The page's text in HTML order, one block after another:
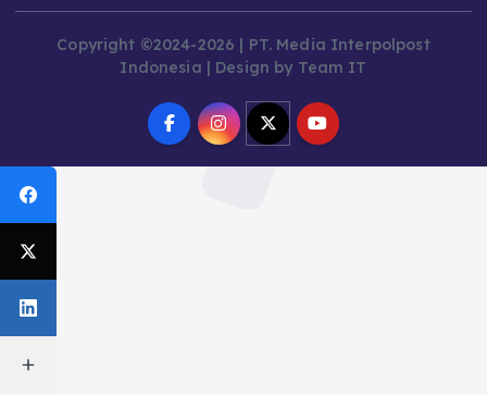
Copyright ©2024-2026 | PT. Media Interpolpost
Indonesia | Design by Team IT